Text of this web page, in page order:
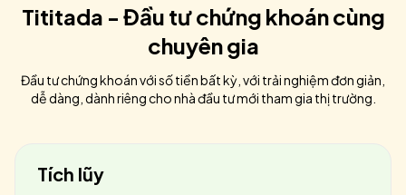
Tititada - Đầu tư chứng khoán cùng
chuyên gia
Đầu tư chứng khoán với số tiền bất kỳ, với trải nghiệm đơn giản,
dễ dàng, dành riêng cho nhà đầu tư mới tham gia thị trường.
Tích lũy